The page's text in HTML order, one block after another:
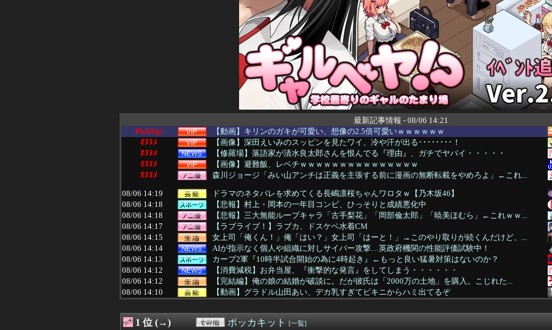
最新記事情報 - 08/06 14:21
PickUp!
【動画】キリンのガキが可愛い、想像の2.5倍可愛いｗｗｗｗｗｗ
ｵﾇﾇﾒ
【画像】深田えいみのスッピンを見たワイ、冷や汗が出る････････！
ｵﾇﾇﾒ
【修羅場】落語家が清水良太郎さんを恨んでる『理由』、ガチでヤバイ・・・・・
ｵﾇﾇﾒ
【画像】避難飯、レベチｗｗｗｗｗｗｗｗｗｗｗｗｗｗｗ
ｵﾇﾇﾒ
森川ジョージ「みい山アンチは正義を主張する前に漫画の無断転載をやめろよ」←これ...
08/06 14:19
ドラマのネタバレを求めてくる長嶋凛桜ちゃんワロタｗ【乃木坂46】
08/06 14:18
【悲報】村上・岡本の一年目コンビ、ひっそりと成績悪化中
08/06 14:18
【悲報】三大無能ループキャラ「古手梨花」「岡部倫太郎」「暁美ほむら」←これｗｗ...
08/06 14:17
【ラブライブ！】ラブカ、ドスケベ水着CM
08/06 14:15
女上司「俺くん！」俺「はい？」女上司「はーと！」→このやり取りが続くんだけど、...
08/06 14:14
AIが指示なく個人や組織に対しサイバー攻撃…英政府機関の性能評価試験中！
08/06 14:13
カープ2軍『10時半試合開始の為に4時起き』←もっと良い猛暑対策はないのか？
08/06 14:12
【消費減税】お弁当屋、『衝撃的な発言』をしてしまう・・・・・・
08/06 14:12
【完結編】俺の娘の結婚が破談に。だが彼氏は「2000万の土地」を購入。こじれた...
08/06 14:10
【動画】グラドル山田あい、デカ乳すぎてビキニからハミ出てるぞ
08/06 14:10
【速報】ジャンポケ斉藤の被害女性「バウムクーヘン売ったりTikTokライブして...
08/06 14:09
「みんなの演奏を被災地に届けよう!」とか言い出した吹奏楽部の顧問、だが泊まる場...
1 位 (→) ポッカキット [一覧]